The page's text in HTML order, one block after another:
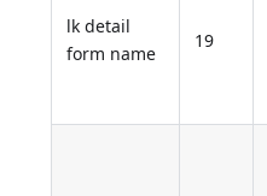
lk detail
form name
19